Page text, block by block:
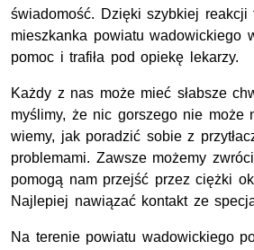
świadomość. Dzięki szybkiej reakcji
mieszkanka powiatu wadowickiego
pomoc i trafiła pod opiekę lekarzy.
Każdy z nas może mieć słabsze
myślimy, że nic gorszego nie może
wiemy, jak poradzić sobie z
problemami. Zawsze możemy
pomogą nam przejść przez ciężki
Najlepiej nawiązać kontakt ze
Na terenie powiatu wadowickiego